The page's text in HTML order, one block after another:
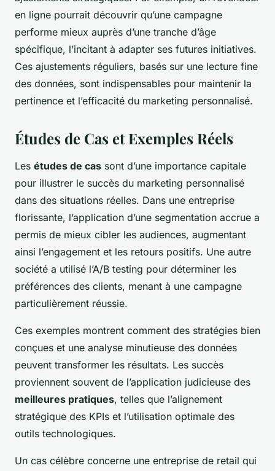
en ligne pourrait découvrir qu’une campagne
performe mieux auprès d’une tranche d’âge
spécifique, l’incitant à adapter ses futures initiatives.
Ces ajustements réguliers, basés sur une lecture fine
des données, sont indispensables pour maintenir la
pertinence et l’efficacité du marketing personnalisé.
Études de Cas et Exemples Réels
Les études de cas sont d’une importance capitale
pour illustrer le succès du marketing personnalisé
dans des situations réelles. Dans une entreprise
florissante, l’application d’une segmentation accrue a
permis de mieux cibler les audiences, augmentant
ainsi l’engagement et les retours positifs. Une autre
société a utilisé l’A/B testing pour déterminer les
préférences des clients, menant à une campagne
particulièrement réussie.
Ces exemples montrent comment des stratégies bien
conçues et une analyse minutieuse des données
peuvent transformer les résultats. Les succès
proviennent souvent de l’application judicieuse des
meilleures pratiques, telles que l’alignement
stratégique des KPIs et l’utilisation optimale des
outils technologiques.
Un cas célèbre concerne une entreprise de retail qui